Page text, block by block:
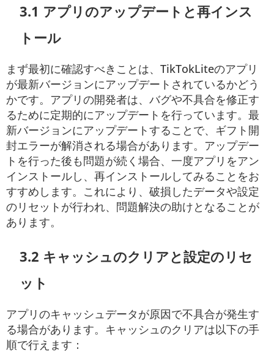
3.1 アプリのアップデートと再インス
トール
まず最初に確認すべきことは、TikTokLiteのアプリ
が最新バージョンにアップデートされているかどう
かです。アプリの開発者は、バグや不具合を修正す
るために定期的にアップデートを行っています。最
新バージョンにアップデートすることで、ギフト開
封エラーが解消される場合があります。アップデー
トを行った後も問題が続く場合、一度アプリをアン
インストールし、再インストールしてみることをお
すすめします。これにより、破損したデータや設定
のリセットが行われ、問題解決の助けとなることが
あります。
3.2 キャッシュのクリアと設定のリセ
ット
アプリのキャッシュデータが原因で不具合が発生す
る場合があります。キャッシュのクリアは以下の手
順で行えます：